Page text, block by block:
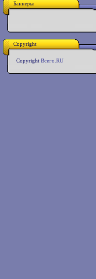
Баннеры
Copyright
Copyright Всего.RU